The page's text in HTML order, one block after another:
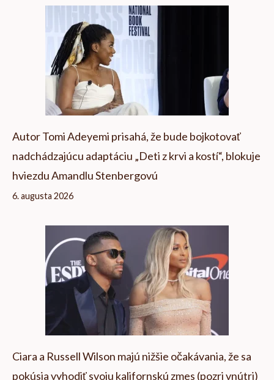
Autor Tomi Adeyemi prisahá, že bude bojkotovať
nadchádzajúcu adaptáciu „Deti z krvi a kostí“, blokuje
hviezdu Amandlu Stenbergovú
6. augusta 2026
Ciara a Russell Wilson majú nižšie očakávania, že sa
pokúsia vyhodiť svoju kalifornskú zmes (pozri vnútri)